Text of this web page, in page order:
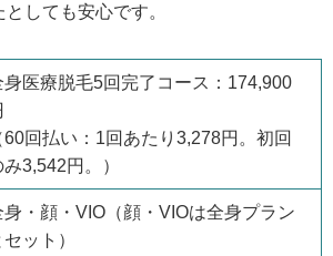
しても安心です。
身医療脱毛5回完了コース：174,900
60回払い：1回あたり3,278円。初回
み3,542円。）
身・顔・VIO（顔・VIOは全身プラン
セット）